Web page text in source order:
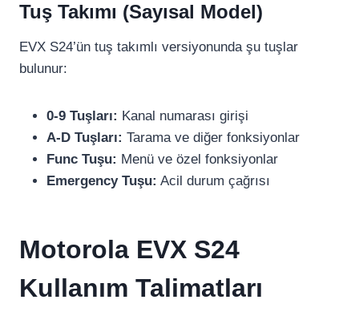
Tuş Takımı (Sayısal Model)
EVX S24’ün tuş takımlı versiyonunda şu tuşlar
bulunur:
0-9 Tuşları: Kanal numarası girişi
A-D Tuşları: Tarama ve diğer fonksiyonlar
Func Tuşu: Menü ve özel fonksiyonlar
Emergency Tuşu: Acil durum çağrısı
Motorola EVX S24
Kullanım Talimatları